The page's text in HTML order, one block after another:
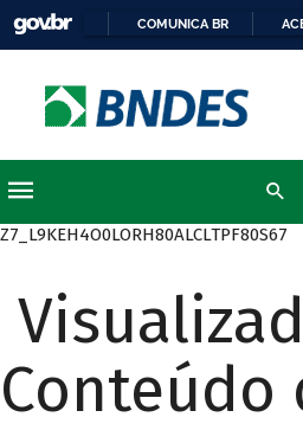
COMUNICA BR
Z7_L9KEH4O0LORH80ALCLTPF80S67
Conteúdo